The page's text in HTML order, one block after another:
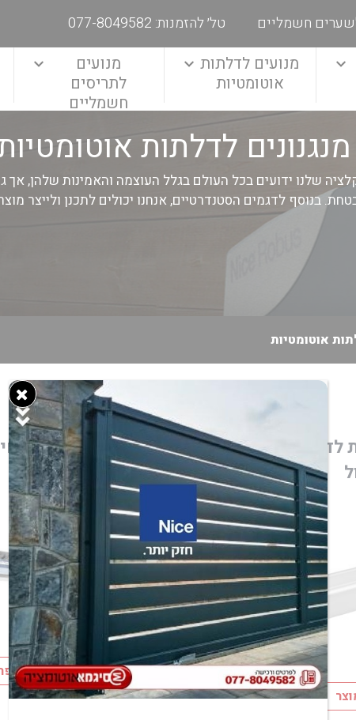
חשמליים טל׳ להזמנות: 077-8049582
מנועים לדלתות
אוטומטיות
מנועים
לתריסים
חשמליים
מנגנונים לדלתות
שלנו ידועים בכל העולם בגלל העוצמה והאמינות שלהן,
בנוסף לדגמים הסטנדרטיים, אנחנו יכולים לתכנן ולייצר
אוטומטיות
דלת טלסקופית 2/4
כנפיים
פרטי המוצר
כנף